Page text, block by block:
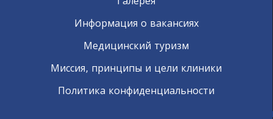
Информация о вакансиях
Медицинский туризм
Миссия, принципы и цели клиники
Политика конфиденциальности